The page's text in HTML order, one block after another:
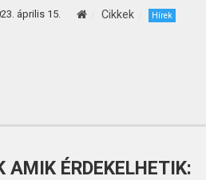
április 15. Cikkek Hírek
AMIK ÉRDEKELHETIK: